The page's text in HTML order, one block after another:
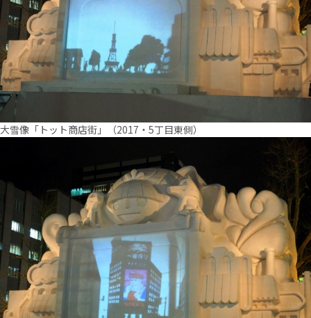
大雪像「トット商店街」（2017・5丁目東側）